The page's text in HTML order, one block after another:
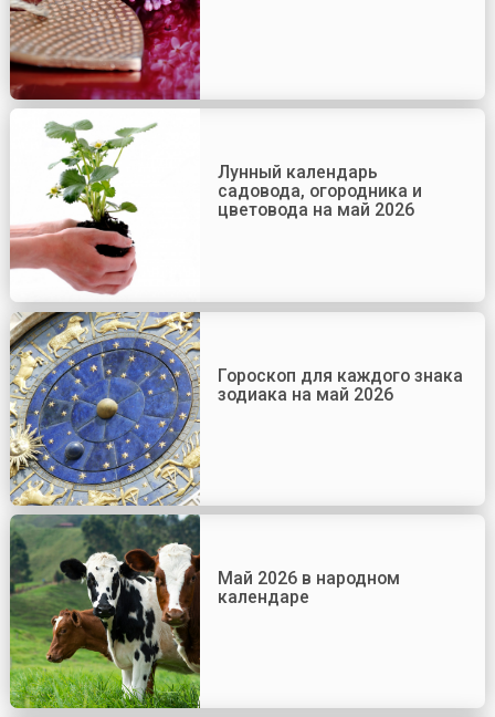
Лунный календарь
садовода, огородника и
цветовода на май 2026
Гороскоп для каждого знака
зодиака на май 2026
Май 2026 в народном
календаре